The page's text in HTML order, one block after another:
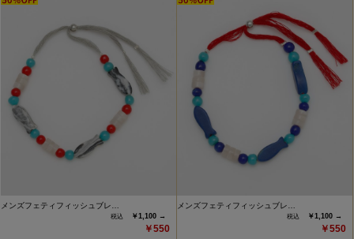
メンズフェティフィッシュブレ…
￥1,100 →
￥550
メンズフェティフィッシュブレ…
￥1,100 →
￥550